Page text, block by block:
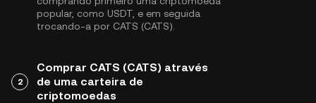
popular, como USDT , e em seguida
trocando-a por CATS (CATS).
2
Comprar CATS (CATS) através
de uma carteira de
criptomoedas